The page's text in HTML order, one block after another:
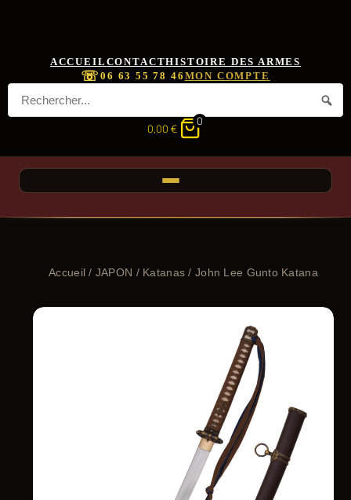
ACCUEIL CONTACTHISTOIRE DES ARMES
☏06 63 55 78 46 MON COMPTE
0,00 €
0
Accueil / JAPON / Katanas / John Lee Gunto Katana